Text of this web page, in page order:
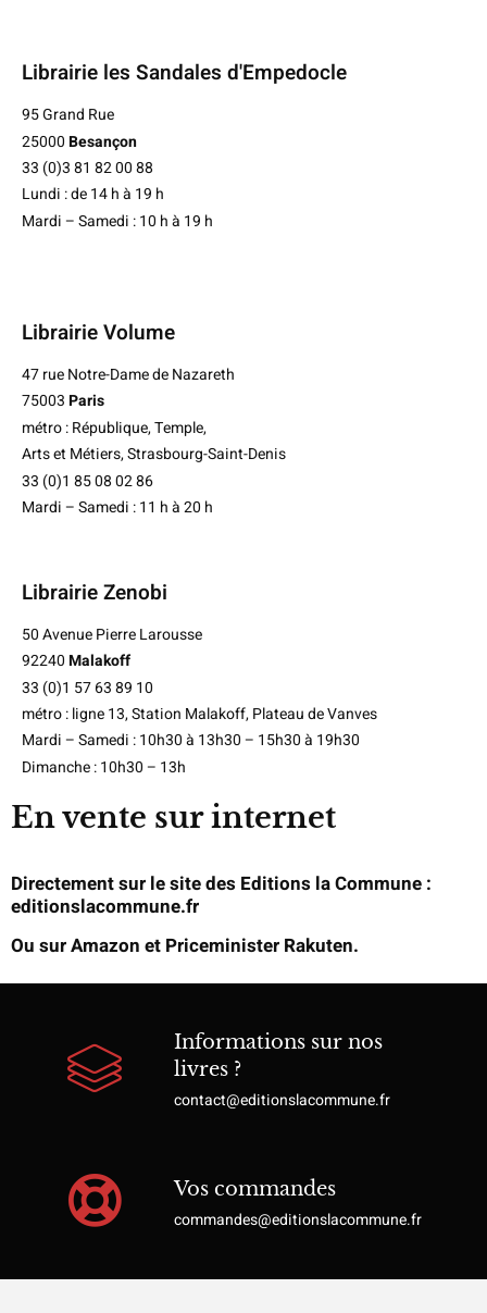
Librairie les Sandales d'Empedocle
95 Grand Rue
25000Besançon
33 (0)3 81 82 00 88
Lundi : de 14 h à 19 h
Mardi – Samedi : 10 h à 19 h
Librairie Volume
47 rue Notre-Dame de Nazareth
75003Paris
métro : République, Temple,
Arts et Métiers, Strasbourg-Saint-Denis
33 (0)1 85 08 02 86
Mardi – Samedi : 11 h à 20 h
Librairie Zenobi
50 Avenue Pierre Larousse
92240Malakoff
33 (0)1 57 63 89 10
métro : ligne 13, Station Malakoff, Plateau de Vanves
Mardi – Samedi : 10h30 à 13h30 – 15h30 à 19h30
Dimanche : 10h30 – 13h
En vente sur internet
Directement sur le site des Editions la Commune :
editionslacommune.fr
Ou sur Amazon et Priceminister Rakuten.
Informations sur nos
livres ?
contact@editionslacommune.fr
Vos commandes
commandes@editionslacommune.fr